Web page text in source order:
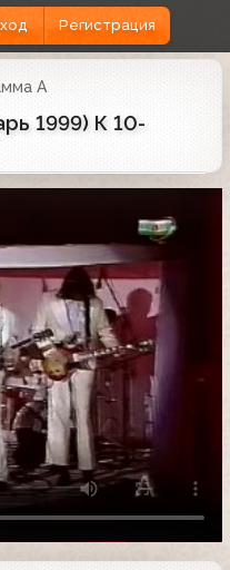
Регистрация
А
1999) К 10-